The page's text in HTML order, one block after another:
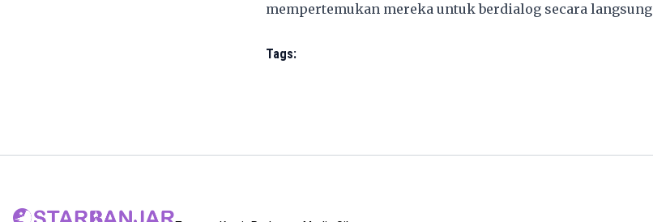
mempertemukan mereka untuk berdialog secara langsung
Tags: